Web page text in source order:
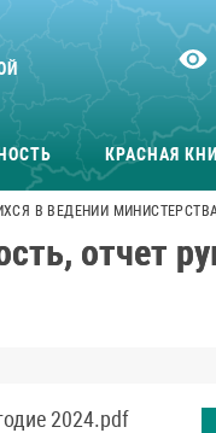
КРАСНАЯ
В ВЕДЕНИИ
отчет
2024.pdf